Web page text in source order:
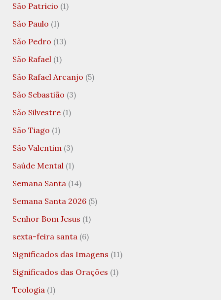
São Patricio (1)
São Paulo (1)
São Pedro (13)
São Rafael (1)
São Rafael Arcanjo (5)
São Sebastião (3)
São Silvestre(1)
São Tiago (1)
São Valentim (3)
Saúde Mental (1)
Semana Santa (14)
Semana Santa 2026(5)
Senhor Bom Jesus (1)
sexta-feira santa (6)
Significados das Imagens (11)
Significados das Orações (1)
Teologia (1)